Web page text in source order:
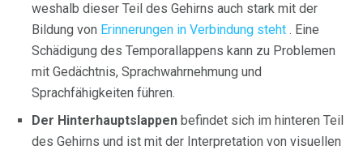
weshalb dieser Teil des Gehirns auch stark mit der
Bildung von Erinnerungen in Verbindung steht . Eine
Schädigung des Temporallappens kann zu Problemen
mit Gedächtnis, Sprachwahrnehmung und
Sprachfähigkeiten führen.
Der Hinterhauptslappen befindet sich im hinteren Teil
des Gehirns und ist mit der Interpretation von visuellen